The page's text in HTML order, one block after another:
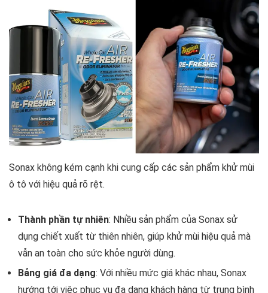
Sonax không kém cạnh khi cung cấp các sản phẩm khử mùi
ô tô với hiệu quả rõ rệt.
Thành phần tự nhiên: Nhiều sản phẩm của Sonax sử
dụng chiết xuất từ thiên nhiên, giúp khử mùi hiệu quả mà
vẫn an toàn cho sức khỏe người dùng.
Bảng giá đa dạng: Với nhiều mức giá khác nhau, Sonax
hướng tới việc phục vụ đa dạng khách hàng từ trung bình